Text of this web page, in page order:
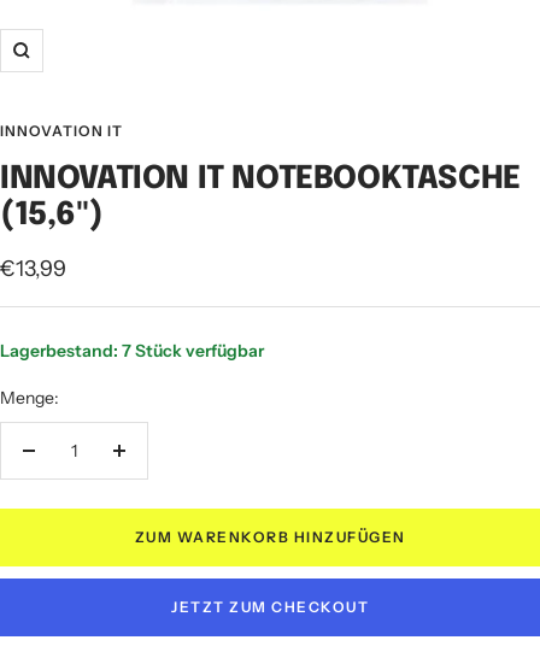
Zoom
INNOVATION IT
INNOVATION IT NOTEBOOKTASCHE
(15,6")
Angebotspreis
€13,99
Lagerbestand: 7 Stück verfügbar
Menge:
Menge
Menge
ZUM WARENKORB HINZUFÜGEN
JETZT ZUM CHECKOUT